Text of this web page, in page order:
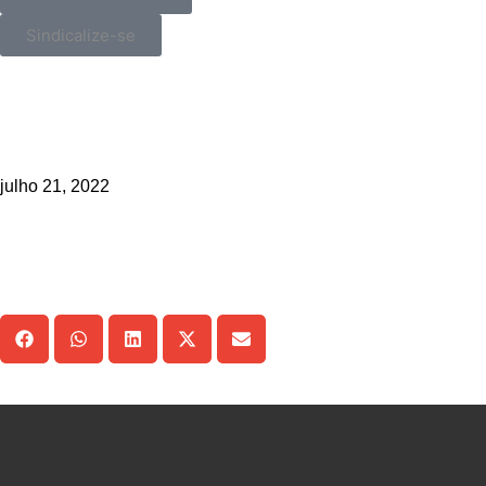
Sindicalize-se
julho 21, 2022